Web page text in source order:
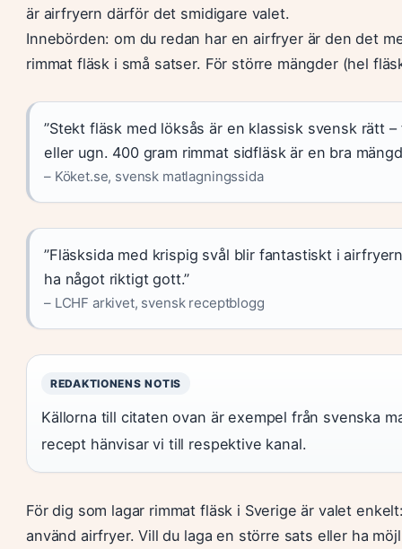
är airfryern därför det smidigare valet.
Innebörden: om du redan har en airfryer är den det
rimmat fläsk i små satser. För större mängder (hel
”Stekt fläsk med löksås är en klassisk svensk rätt
eller ugn. 400 gram rimmat sidfläsk är en bra
– Köket.se, svensk matlagningssida
”Fläsksida med krispig svål blir fantastiskt i
ha något riktigt gott.”
– LCHF arkivet, svensk receptblogg
REDAKTIONENS NOTIS
Källorna till citaten ovan är exempel från svenska
recept hänvisar vi till respektive kanal.
För dig som lagar rimmat fläsk i Sverige är valet
använd airfryer. Vill du laga en större sats eller ha